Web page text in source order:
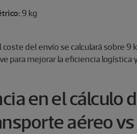
9 kg
coste del envío se calculará sobre
para mejorar la eficiencia
en el cálculo
aéreo